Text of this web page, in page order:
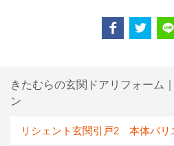
きたむらの玄関ドアリフォーム
ン
リシェント玄関引戸2 本体バリ